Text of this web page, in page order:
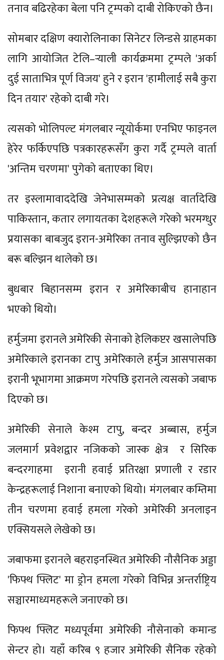
तनाव बढिरहेका बेला पनि ट्रम्पको दाबी रोकिएको छैन।
सोमबार दक्षिण क्यारोलिनाका सिनेटर लिन्डसे ग्राहमका
लागि आयोजित टेलि–र्‍याली कार्यक्रममा ट्रम्पले 'अर्का
दुई साताभित्र पूर्ण विजय' हुने र इरान 'हामीलाई सबै कुरा
दिन तयार' रहेको दाबी गरे।
त्यसको भोलिपल्ट मंगलबार न्यूयोर्कमा एनभिए फाइनल
हेरेर फर्किएपछि पत्रकारहरूसँग कुरा गर्दै ट्रम्पले वार्ता
'अन्तिम चरणमा' पुगेको बताएका थिए।
तर इस्लामावाददेखि जेनेभासम्मको प्रत्यक्ष वार्तादेखि
पाकिस्तान, कतार लगायतका देशहरूले गरेको भरमग्धुर
प्रयासका बाबजुद इरान-अमेरिका तनाव सुल्झिएको छैन
बरू बल्झिन थालेको छ।
बुधबार बिहानसम्म इरान र अमेरिकाबीच हानाहान
भएको थियो।
हर्मुजमा इरानले अमेरिकी सेनाको हेलिकप्टर खसालेपछि
अमेरिकाले इरानका टापु अमेरिकाले हर्मुज आसपासका
इरानी भूभागमा आक्रमण गरेपछि इरानले त्यसको जबाफ
दिएको छ।
अमेरिकी सेनाले केश्म टापु, बन्दर अब्बास, हर्मुज
जलमार्ग प्रवेशद्वार नजिकको जास्क क्षेत्र र सिरिक
बन्दरगाहमा इरानी हवाई प्रतिरक्षा प्रणाली र रडार
केन्द्रहरूलाई निशाना बनाएको थियो। मंगलबार कम्तिमा
तीन चरणमा हवाई हमला गरेको अमेरिकी अनलाइन
एक्सियसले लेखेको छ।
जबाफमा इरानले बहराइनस्थित अमेरिकी नौसैनिक अड्डा
'फिफ्थ फ्लिट' मा ड्रोन हमला गरेको विभिन्न अन्तर्राष्ट्रिय
सञ्चारमाध्यमहरूले जनाएको छ।
फिफ्थ फ्लिट मध्यपूर्वमा अमेरिकी नौसेनाको कमान्ड
सेन्टर हो। यहाँ करिब ९ हजार अमेरिकी सैनिक रहेको